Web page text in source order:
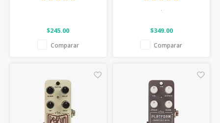
$245.00
Comparar
$349.00
Comparar